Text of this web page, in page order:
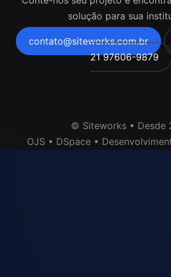
solução para sua
contato@siteworks.com.br
21 97606-9879
© Siteworks • Desde
OJS • DSpace •